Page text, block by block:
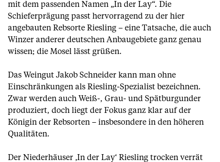
mit dem passenden Namen „In der Lay“. Die
Schieferprägung passt hervorragend zu der hier
angebauten Rebsorte Riesling – eine Tatsache, die auch
Winzer anderer deutschen Anbaugebiete ganz genau
wissen; die Mosel lässt grüßen.
Das Weingut Jakob Schneider kann man ohne
Einschränkungen als Riesling-Spezialist bezeichnen.
Zwar werden auch Weiß-, Grau- und Spätburgunder
produziert, doch liegt der Fokus ganz klar auf der
Königin der Rebsorten – insbesondere in den höheren
Qualitäten.
Der Niederhäuser ‚In der Lay‘ Riesling trocken verrät